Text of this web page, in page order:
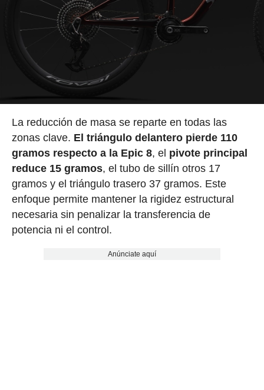
La reducción de masa se reparte en todas las
zonas clave. El triángulo delantero pierde 110
gramos respecto a la Epic 8, el pivote principal
reduce 15 gramos, el tubo de sillín otros 17
gramos y el triángulo trasero 37 gramos. Este
enfoque permite mantener la rigidez estructural
necesaria sin penalizar la transferencia de
potencia ni el control.
Anúnciate aquí